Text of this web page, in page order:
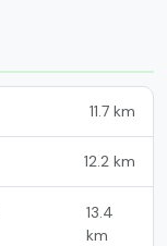
11.7 km
12.2 km
13.4
km